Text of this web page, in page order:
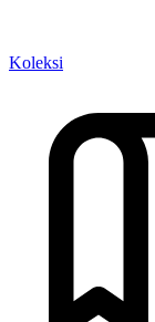
Koleksi